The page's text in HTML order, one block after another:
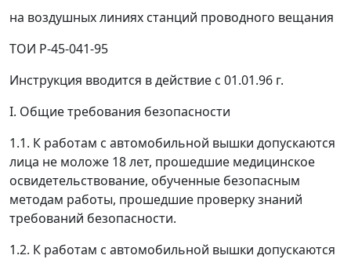
на воздушных линиях станций проводного вещания
ТОИ Р-45-041-95
Инструкция вводится в действие с 01.01.96 г.
I. Общие требования безопасности
1.1. К работам с автомобильной вышки допускаются
лица не моложе 18 лет, прошедшие медицинское
освидетельствование, обученные безопасным
методам работы, прошедшие проверку знаний
требований безопасности.
1.2. К работам с автомобильной вышки допускаются